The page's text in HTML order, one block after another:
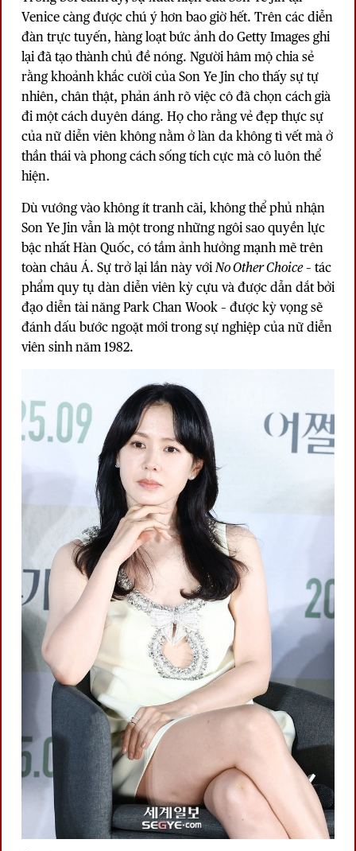
Venice càng được chú ý hơn bao giờ hết. Trên các diễn
đàn trực tuyến, hàng loạt bức ảnh do Getty Images ghi
lại đã tạo thành chủ đề nóng. Người hâm mộ chia sẻ
rằng khoảnh khắc cười của Son Ye Jin cho thấy sự tự
nhiên, chân thật, phản ánh rõ việc cô đã chọn cách già
đi một cách duyên dáng. Họ cho rằng vẻ đẹp thực sự
của nữ diễn viên không nằm ở làn da không tì vết mà ở
thần thái và phong cách sống tích cực mà cô luôn thể
hiện.
Dù vướng vào không ít tranh cãi, không thể phủ nhận
Son Ye Jin vẫn là một trong những ngôi sao quyền lực
bậc nhất Hàn Quốc, có tầm ảnh hưởng mạnh mẽ trên
toàn châu Á. Sự trở lại lần này vớiNo Other Choice– tác
phẩm quy tụ dàn diễn viên kỳ cựu và được dẫn dắt bởi
đạo diễn tài năng Park Chan Wook – được kỳ vọng sẽ
đánh dấu bước ngoặt mới trong sự nghiệp của nữ diễn
viên sinh năm 1982.